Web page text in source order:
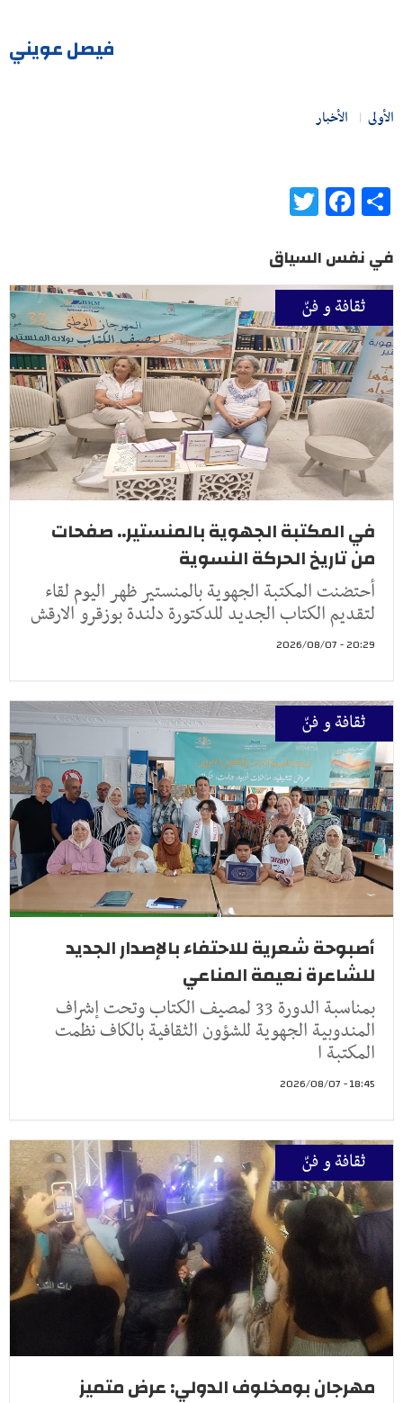
فيصل عويني
الأولى الأخبار
Share
Facebook
في نفس السياق
ثقافة و فنّ
في المكتبة الجهوية بالمنستير.. صفحات
من تاريخ الحركة النسوية
أحتضنت المكتبة الجهوية بالمنستير ظهر اليوم لقاء
لتقديم الكتاب الجديد للدكتورة دلندة بوزقرو الارقش
20:29 - 2026/08/07
ثقافة و فنّ
أصبوحة شعرية للاحتفاء بالإصدار الجديد
للشاعرة نعيمة المناعي
بمناسبة الدورة 33 لمصيف الكتاب وتحت إشراف
المندوبية الجهوية للشؤون الثقافية بالكاف نظمت
المكتبة ا
18:45 - 2026/08/07
ثقافة و فنّ
مهرجان بومخلوف الدولي: عرض متميز